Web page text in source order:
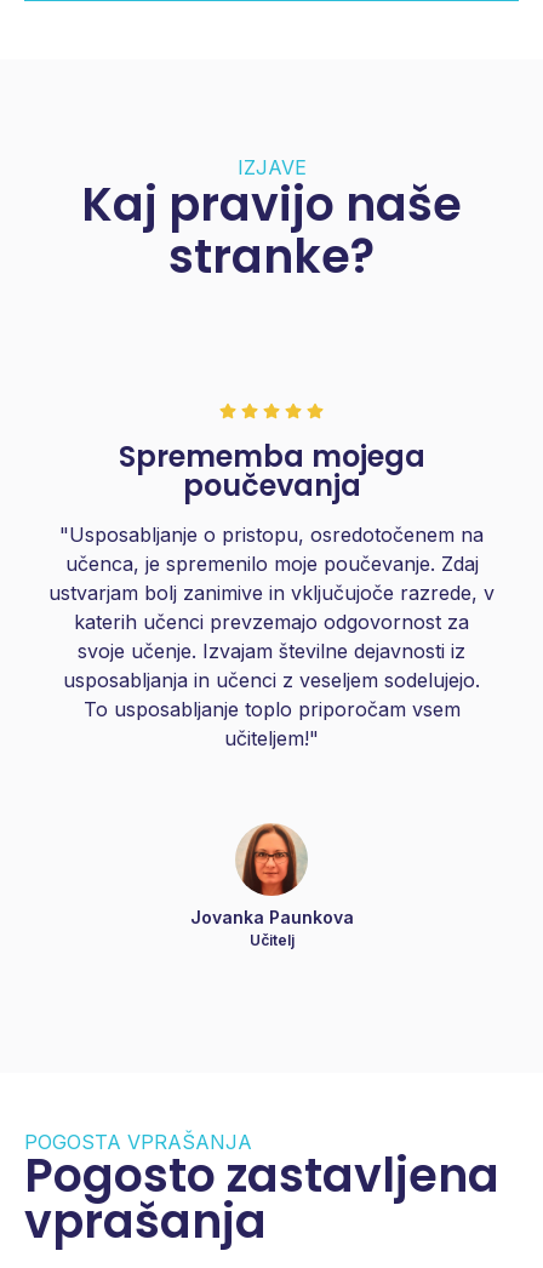
IZJAVE
Kaj pravijo naše
stranke?
Sprememba mojega
poučevanja
"Usposabljanje o pristopu, osredotočenem na
učenca, je spremenilo moje poučevanje. Zdaj
ustvarjam bolj zanimive in vključujoče razrede, v
katerih učenci prevzemajo odgovornost za
svoje učenje. Izvajam številne dejavnosti iz
usposabljanja in učenci z veseljem sodelujejo.
To usposabljanje toplo priporočam vsem
učiteljem!"
Jovanka Paunkova
Učitelj
POGOSTA VPRAŠANJA
Pogosto zastavljena
vprašanja